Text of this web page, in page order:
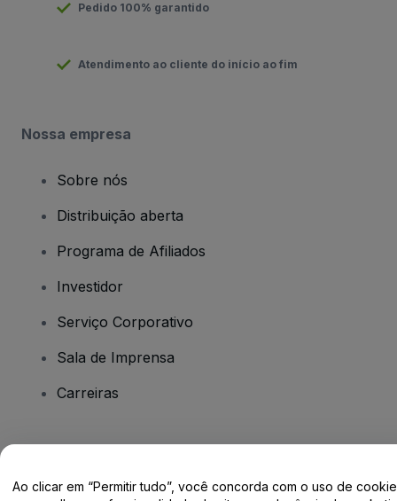
Pedido 100% garantido
Atendimento ao cliente do início ao fim
Nossa empresa
Sobre nós
Distribuição aberta
Programa de Afiliados
Investidor
Serviço Corporativo
Sala de Imprensa
Carreiras
Ao clicar em “Permitir tudo”, você concorda com o uso de